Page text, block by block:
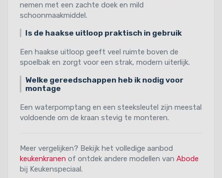
nemen met een zachte doek en mild
schoonmaakmiddel.
Is de haakse uitloop praktisch in gebruik
Een haakse uitloop geeft veel ruimte boven de
spoelbak en zorgt voor een strak, modern uiterlijk.
Welke gereedschappen heb ik nodig voor
montage
Een waterpomptang en een steeksleutel zijn meestal
voldoende om de kraan stevig te monteren.
Meer vergelijken? Bekijk het volledige aanbod
keukenkranen of ontdek andere modellen van Abode
bij Keukenspeciaal.